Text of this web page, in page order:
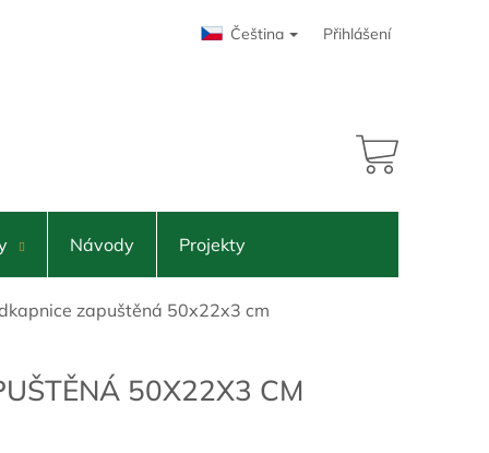
Čeština Přihlášení
NÁKUPNÍ
Návody Projekty
zapuštěná 50x22x3 cm
50X22X3 CM